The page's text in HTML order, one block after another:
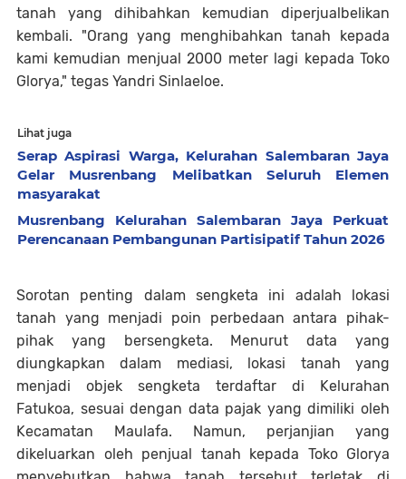
tanah yang dihibahkan kemudian diperjualbelikan
kembali. "Orang yang menghibahkan tanah kepada
kami kemudian menjual 2000 meter lagi kepada Toko
Glorya," tegas Yandri Sinlaeloe.
Lihat juga
Serap Aspirasi Warga, Kelurahan Salembaran Jaya
Gelar Musrenbang Melibatkan Seluruh Elemen
masyarakat
Musrenbang Kelurahan Salembaran Jaya Perkuat
Perencanaan Pembangunan Partisipatif Tahun 2026
Sorotan penting dalam sengketa ini adalah lokasi
tanah yang menjadi poin perbedaan antara pihak-
pihak yang bersengketa. Menurut data yang
diungkapkan dalam mediasi, lokasi tanah yang
menjadi objek sengketa terdaftar di Kelurahan
Fatukoa, sesuai dengan data pajak yang dimiliki oleh
Kecamatan Maulafa. Namun, perjanjian yang
dikeluarkan oleh penjual tanah kepada Toko Glorya